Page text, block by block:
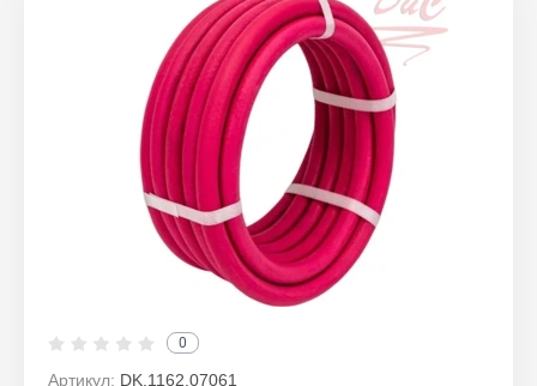
0
Артикул: DK.1162.07061